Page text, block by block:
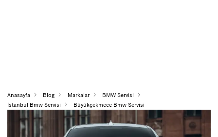
Anasayfa Blog Markalar
BMW Servisi
İstanbul Bmw Servisi
Büyükçekmece Bmw Servisi